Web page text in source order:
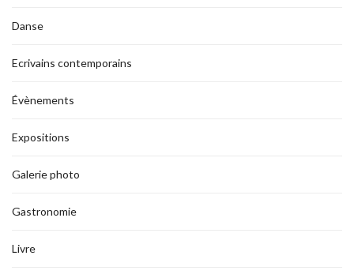
Danse
Ecrivains contemporains
Évènements
Expositions
Galerie photo
Gastronomie
Livre